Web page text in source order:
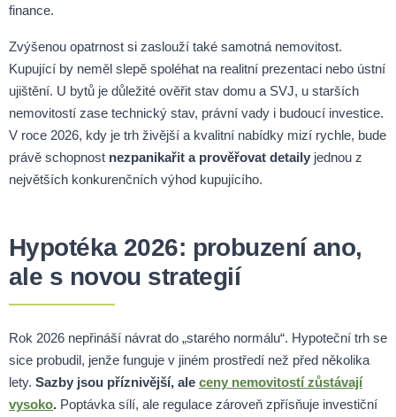
finance.
Zvýšenou opatrnost si zaslouží také samotná nemovitost.
Kupující by neměl slepě spoléhat na realitní prezentaci nebo ústní
ujištění. U bytů je důležité ověřit stav domu a SVJ, u starších
nemovitostí zase technický stav, právní vady i budoucí investice.
V roce 2026, kdy je trh živější a kvalitní nabídky mizí rychle, bude
právě schopnost nezpanikařit a prověřovat detaily jednou z
největších konkurenčních výhod kupujícího.
Hypotéka 2026: probuzení ano,
ale s novou strategií
Rok 2026 nepřináší návrat do „starého normálu“. Hypoteční trh se
sice probudil, jenže funguje v jiném prostředí než před několika
lety. Sazby jsou příznivější, ale ceny nemovitostí zůstávají
vysoko. Poptávka sílí, ale regulace zároveň zpřísňuje investiční